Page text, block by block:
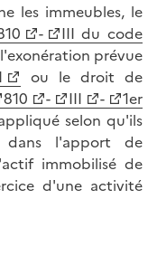
les immeubles, le
-
III du code
prévue
ou le droit de
810 - III -
1er
selon qu'ils
l'apport de
immobilisé de
d'une activité